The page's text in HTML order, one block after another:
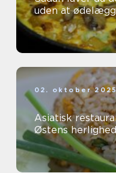
uden at
02. oktober
Asiatisk
Østens